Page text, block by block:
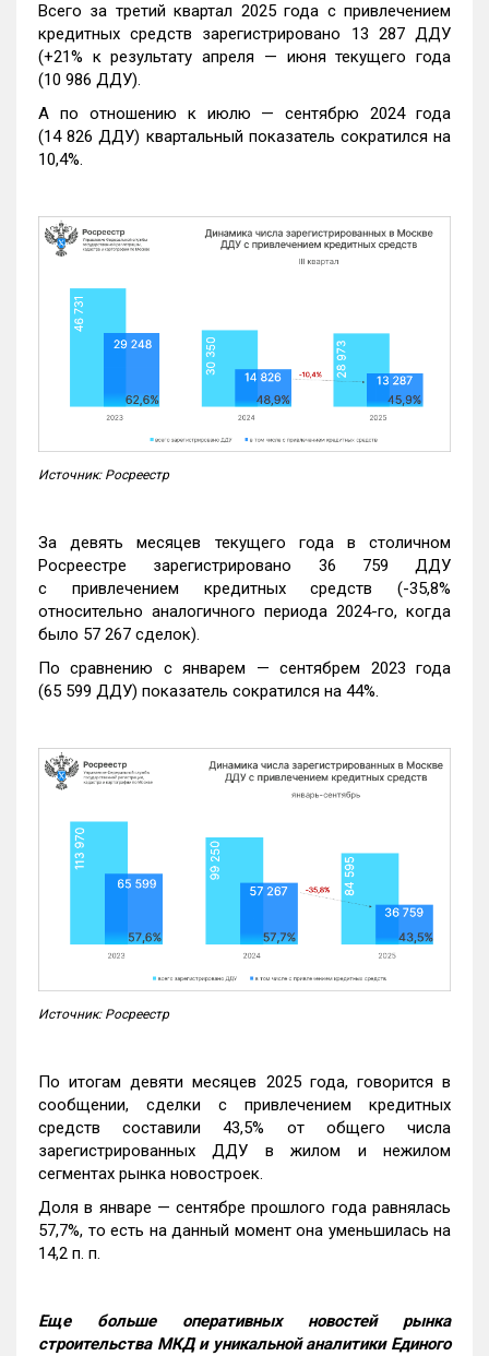
Всего за третий квартал 2025 года с привлечением
кредитных средств зарегистрировано 13 287 ДДУ
(+21% к результату апреля — июня текущего года
(10 986 ДДУ).
А по отношению к июлю — сентябрю 2024 года
(14 826 ДДУ) квартальный показатель сократился на
10,4%.
Источник: Росреестр
За девять месяцев текущего года в столичном
Росреестре зарегистрировано 36 759 ДДУ
с привлечением кредитных средств (-35,8%
относительно аналогичного периода 2024-го, когда
было 57 267 сделок).
По сравнению с январем — сентябрем 2023 года
(65 599 ДДУ) показатель сократился на 44%.
Источник: Росреестр
По итогам девяти месяцев 2025 года, говорится в
сообщении, сделки с привлечением кредитных
средств составили 43,5% от общего числа
зарегистрированных ДДУ в жилом и нежилом
сегментах рынка новостроек.
Доля в январе — сентябре прошлого года равнялась
57,7%, то есть на данный момент она уменьшилась на
14,2 п. п.
Еще больше оперативных новостей рынка
строительства МКД и уникальной аналитики Единого